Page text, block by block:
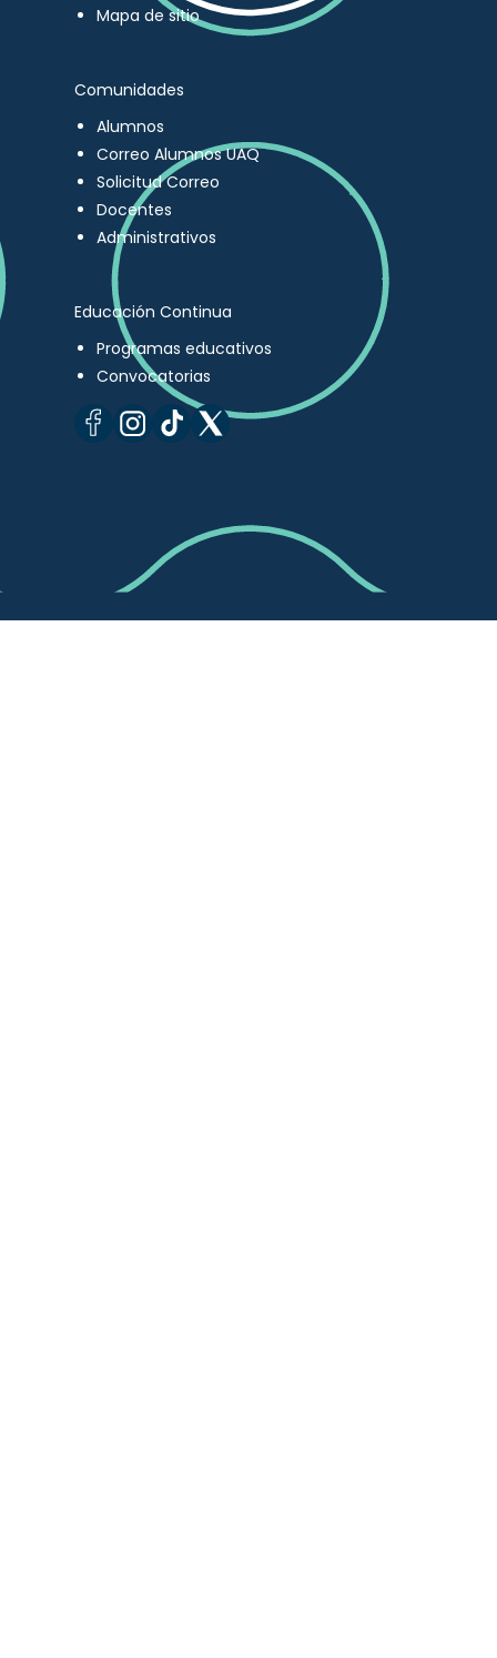
Mapa de sitio
Comunidades
Alumnos
Correo Alumnos UAQ
Solicitud Correo
Docentes
Administrativos
Educación Continua
Programas educativos
Convocatorias